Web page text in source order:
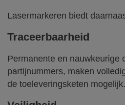
Lasermarkeren biedt
Traceerbaarheid
Permanente en nauwkeurige
partijnummers, maken
de toeleveringsketen mogelijk.